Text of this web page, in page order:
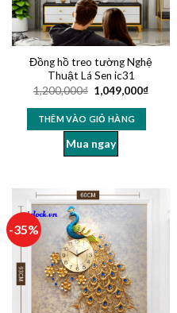
Đồng hồ treo tường Nghệ
Thuật Lá Sen ic31
1,200,000₫ 1,049,000₫
THÊM VÀO GIỎ HÀNG
Mua ngay
-35%